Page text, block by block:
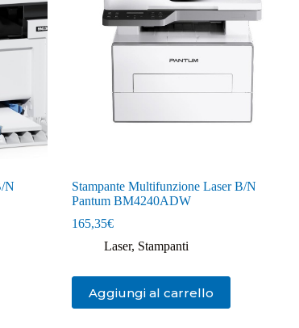
N
Stampante Multifunzione Laser B/N
Pantum BM4240ADW
165,35€
Laser, Stampanti
Aggiungi al carrello